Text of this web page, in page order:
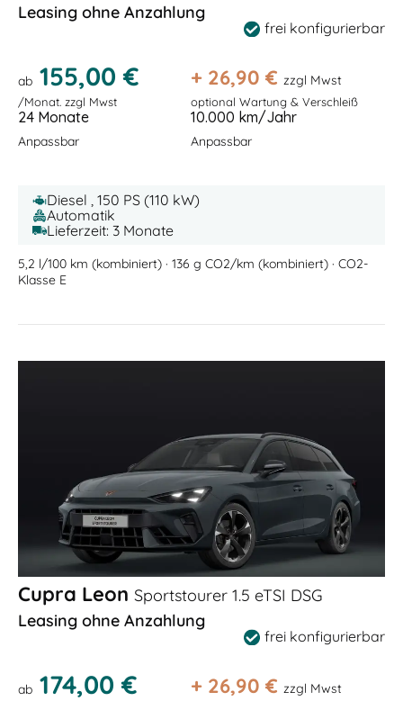
Leasing ohne Anzahlung
frei konfigurierbar
ab 155,00 €
/Monat. zzgl Mwst
+ 26,90 € zzgl Mwst
optional Wartung & Verschleiß
24 Monate
Anpassbar
10.000 km/Jahr
Anpassbar
Diesel , 150 PS (110 kW)
Automatik
Lieferzeit: 3 Monate
5,2 l/100 km (kombiniert) · 136 g CO2/km (kombiniert) · CO2-
Klasse E
Cupra Leon Sportstourer 1.5 eTSI DSG
Leasing ohne Anzahlung
frei konfigurierbar
ab 174,00 € + 26,90 € zzgl Mwst